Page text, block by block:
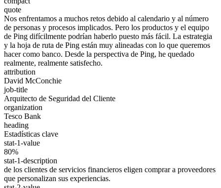
quote
Nos enfrentamos a muchos retos debido al calendario y al número
de personas y procesos implicados. Pero los productos y el equipo
de Ping difícilmente podrían haberlo puesto más fácil. La estrategia
y la hoja de ruta de Ping están muy alineadas con lo que queremos
hacer como banco. Desde la perspectiva de Ping, he quedado
realmente, realmente satisfecho.
attribution
David McConchie
job-title
Arquitecto de Seguridad del Cliente
organization
Tesco Bank
heading
Estadísticas clave
stat-1-value
80%
stat-1-description
de los clientes de servicios financieros eligen comprar a proveedores
que personalizan sus experiencias.